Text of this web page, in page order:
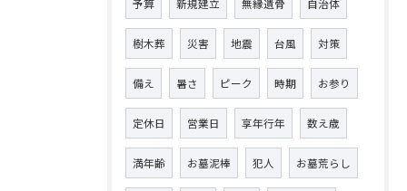
予算 新規建立 無縁遺骨 自治体
樹木葬 災害 地震 台風 対策
備え 暑さ ピーク 時期 お参り
定休日 営業日 享年行年 数え歳
満年齢 お墓泥棒 犯人 お墓荒らし